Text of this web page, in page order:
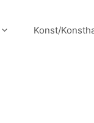
Konst/